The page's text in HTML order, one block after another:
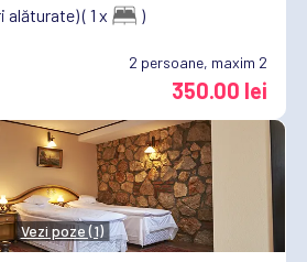
( 1 x
)
2 persoane, maxim 2
350.00 lei
Vezi poze (1)